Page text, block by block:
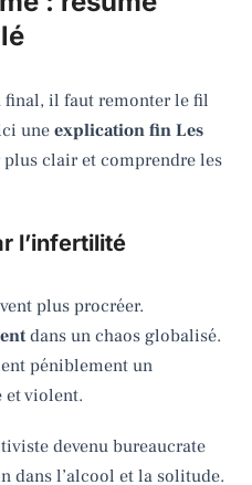
final, il faut remonter le fil
une explication fin Les
plus clair et comprendre les
l’infertilité
plus procréer.
dans un chaos globalisé.
péniblement un
et violent.
devenu bureaucrate
dans l’alcool et la solitude.